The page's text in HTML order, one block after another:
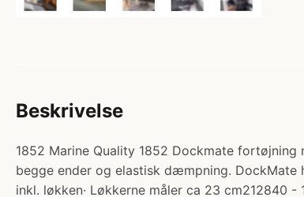
Beskrivelse
1852 Marine Quality 1852 Dockmate
begge ender og elastisk dæmpning. DockMate
inkl. løkken· Løkkerne måler ca 23 cm212840